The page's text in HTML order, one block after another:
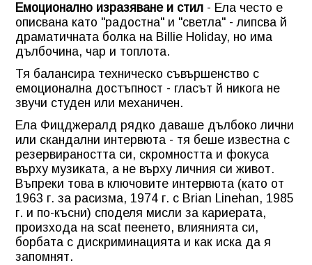
Емоционално изразяване и стил - Ела често е
описвана като "радостна" и "светла" - липсва й
драматичната болка на Billie Holiday, но има
дълбочина, чар и топлота.
Тя балансира техническо съвършенство с
емоционална достъпност - гласът й никога не
звучи студен или механичен.
Ела Фицджералд рядко даваше дълбоко лични
или скандални интервюта - тя беше известна с
резервираността си, скромността и фокуса
върху музиката, а не върху личния си живот.
Въпреки това в ключовите интервюта (като от
1963 г. за расизма, 1974 г. с Brian Linehan, 1985
г. и по-късни) споделя мисли за кариерата,
произхода на scat пеенето, влиянията си,
борбата с дискриминацията и как иска да я
запомнят.